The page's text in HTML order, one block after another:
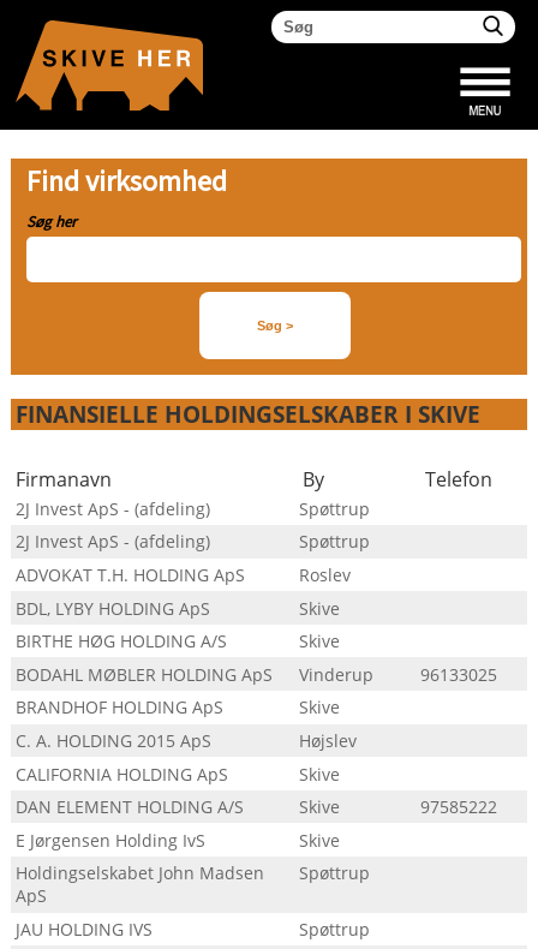
Find virksomhed
Søg her
FINANSIELLE HOLDINGSELSKABER I SKIVE
Firmanavn By Telefon
2J Invest ApS - (afdeling)
Spøttrup
2J Invest ApS - (afdeling)
Spøttrup
ADVOKAT T.H. HOLDING ApS
Roslev
BDL, LYBY HOLDING ApS
Skive
BIRTHE HØG HOLDING A/S
Skive
BODAHL MØBLER HOLDING ApS
Vinderup
96133025
BRANDHOF HOLDING ApS
Skive
C. A. HOLDING 2015 ApS
Højslev
CALIFORNIA HOLDING ApS
Skive
DAN ELEMENT HOLDING A/S
Skive
97585222
E Jørgensen Holding IvS
Skive
Holdingselskabet John Madsen
ApS
Spøttrup
JAU HOLDING IVS
Spøttrup